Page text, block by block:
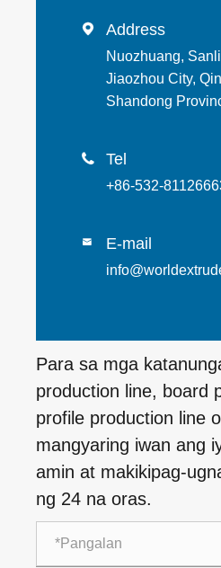
 Address
Nuozhuang,
Jiaozhou City,
Shandong
 Tel
+86-532-
 E-mail
Para sa mga
production line, board
profile production line
mangyaring iwan ang
amin at makikipag-
ng 24 na oras.